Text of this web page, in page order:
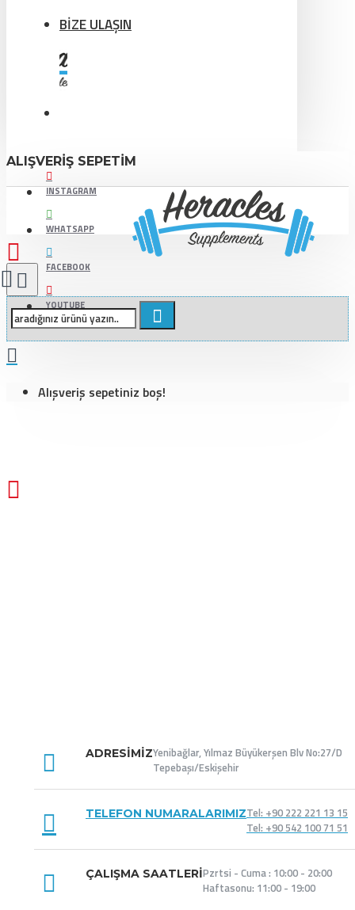
BİZE ULAŞIN
ALIŞVERIŞ SEPETIM
INSTAGRAM
WHATSAPP
FACEBOOK
YOUTUBE
Alışveriş sepetiniz boş!
ADRESIMIZYenibağlar, Yılmaz Büyükerşen Blv No:27/D
Tepebaşı/Eskişehir
TELEFON NUMARALARIMIZTel: +90 222 221 13 15
Tel: +90 542 100 71 51
ÇALIŞMA SAATLERIPzrtsi - Cuma : 10:00 - 20:00
Haftasonu: 11:00 - 19:00